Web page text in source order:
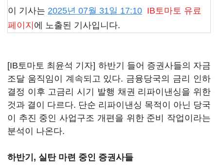
이 기사는 2025년 07월 31일 17:10 IB토마토 유료
페이지 에 노출된 기사입니다.
[IB토마토 최윤석 기자] 하반기 들어 증권사들의 자금
조달 움직임이 계속되고 있다. 금융당국의 금리 인하
결정 이후 고금리 시기 발행 채권 리파이낸싱을 위한
것과 결이 다르다. 단순 리파이낸싱 목적이 아닌 당국
이 추진 중인 사업구조 개편을 위한 준비 작업이라는
분석이 나온다.
하반기, 실탄 마련 중인 증권사들